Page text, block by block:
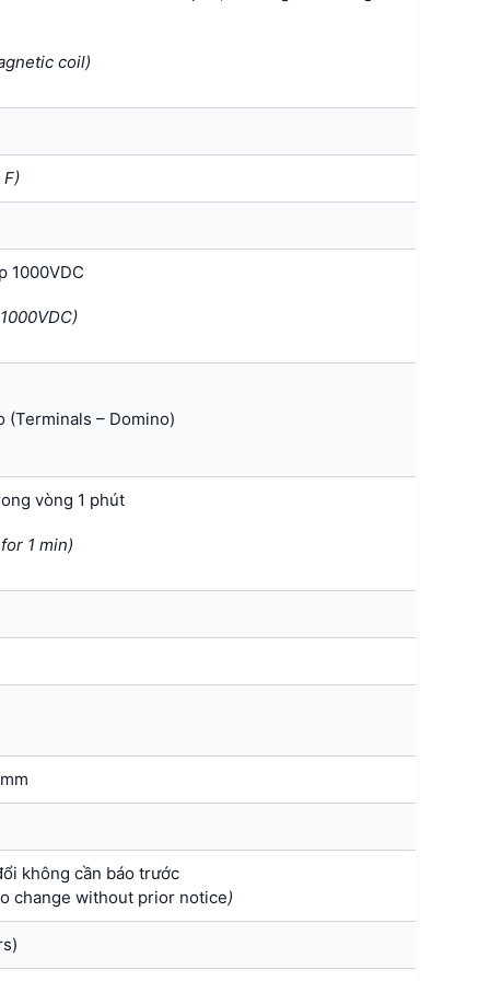
coil)
1000VDC
(Terminals – Domino)
vòng 1 phút
1 min)
không cần báo trước
change without prior notice)